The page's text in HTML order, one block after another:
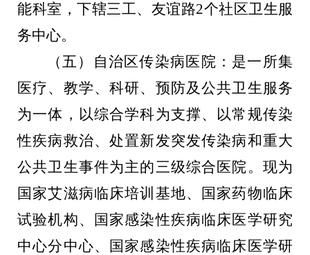
能科室，下辖三工、友谊路2个社区卫生服
务中心。
（五）自治区传染病医院：是一所集
医疗、教学、科研、预防及公共卫生服务
为一体，以综合学科为支撑、以常规传染
性疾病救治、处置新发突发传染病和重大
公共卫生事件为主的三级综合医院。现为
国家艾滋病临床培训基地、国家药物临床
试验机构、国家感染性疾病临床医学研究
中心分中心、国家感染性疾病临床医学研